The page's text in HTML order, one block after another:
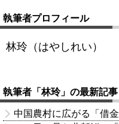
執筆者プロフィール
林玲（はやしれい）
執筆者「林玲」の最新記事
中国農村に広がる「借